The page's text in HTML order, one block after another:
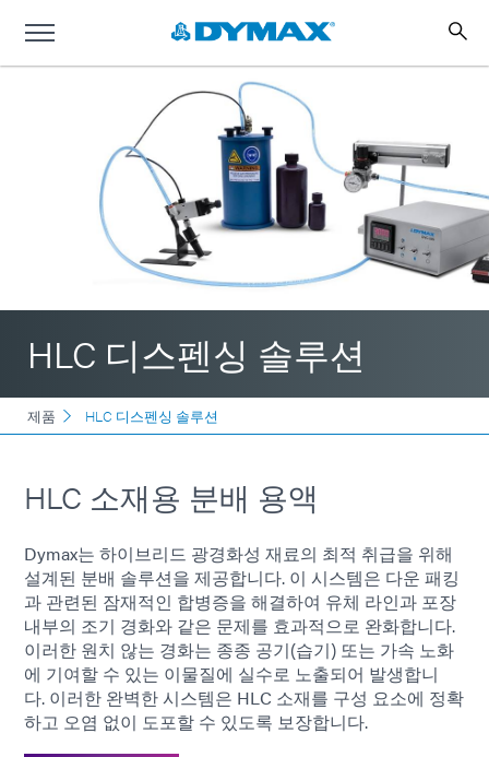
HLC 디스펜싱 솔루션
제품 HLC 디스펜싱 솔루션
HLC 소재용 분배 용액
Dymax는 하이브리드 광경화성 재료의 최적 취급을 위해
설계된 분배 솔루션을 제공합니다. 이 시스템은 다운 패킹
과 관련된 잠재적인 합병증을 해결하여 유체 라인과 포장
내부의 조기 경화와 같은 문제를 효과적으로 완화합니다.
이러한 원치 않는 경화는 종종 공기(습기) 또는 가속 노화
에 기여할 수 있는 이물질에 실수로 노출되어 발생합니
다. 이러한 완벽한 시스템은 HLC 소재를 구성 요소에 정확
하고 오염 없이 도포할 수 있도록 보장합니다.